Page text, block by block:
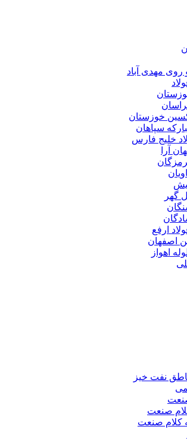
مهدی آباد
خوزستان
سپاهان
خلیج فارس
آرا
گهر
ارفع
اصفهان
اهواز
نفت خیز
صنعت
کلام صنعت